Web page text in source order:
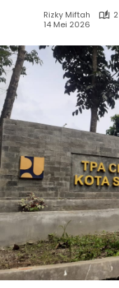
Rizky Miftah
14 Mei 2026